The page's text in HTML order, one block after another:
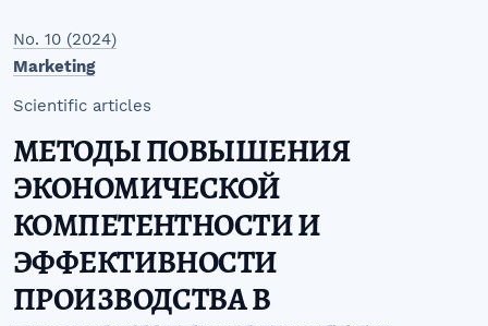
No. 10 (2024)
Marketing
Scientific articles
МЕТОДЫ ПОВЫШЕНИЯ
ЭКОНОМИЧЕСКОЙ
КОМПЕТЕНТНОСТИ И
ЭФФЕКТИВНОСТИ
ПРОИЗВОДСТВА В